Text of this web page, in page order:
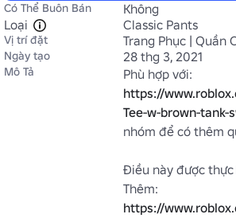
Có Thể Buôn Bán
Không
Loại
Classic Pants
Vị trí đặt Trang Phục | Quần
Ngày tạo 28 thg 3, 2021
Mô Tả
https://
Tee-w-brown-tank-
nhóm để có thêm
Điều này được thực
https://